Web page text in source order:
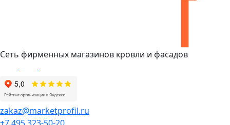
Сеть фирменных магазинов кровли и фасадов
zakaz@marketprofil.ru